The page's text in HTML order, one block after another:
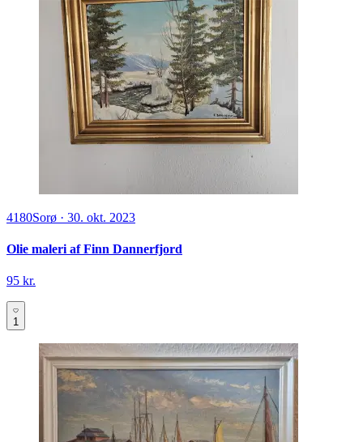
4180Sorø · 30. okt. 2023
Olie maleri af Finn Dannerfjord
95 kr.
1